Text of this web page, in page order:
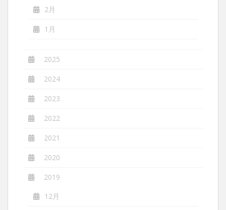
2月
1月
2025
2024
2023
2022
2021
2020
2019
12月